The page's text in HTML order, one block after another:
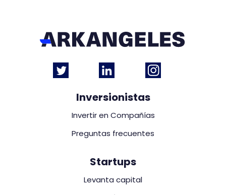
Inversionistas
Invertir en Compañías
Preguntas frecuentes
Startups
Levanta capital